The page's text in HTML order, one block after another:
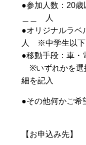
●参加人数：20
＿＿ 人
●オリジナルラ
人 ※中学生以下
●移動手段：
※いずれかを選
細を記入
●その他何かご希
【お申込み先】